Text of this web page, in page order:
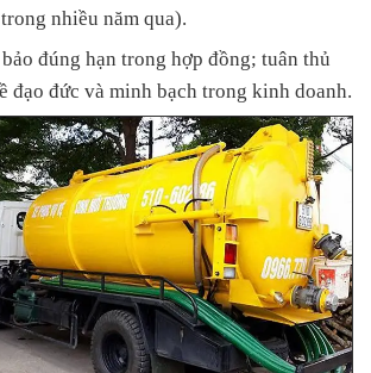
nhiều năm qua).
đúng hạn trong hợp đồng; tuân thủ
đạo đức và minh bạch trong kinh doanh.